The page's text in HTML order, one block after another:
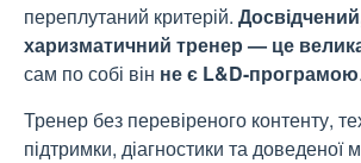
переплутаний критерій.
харизматичний тренер — це велика
сам по собі він не є L&D-програмою.
Тренер без перевіреного контенту,
підтримки, діагностики та доведеної